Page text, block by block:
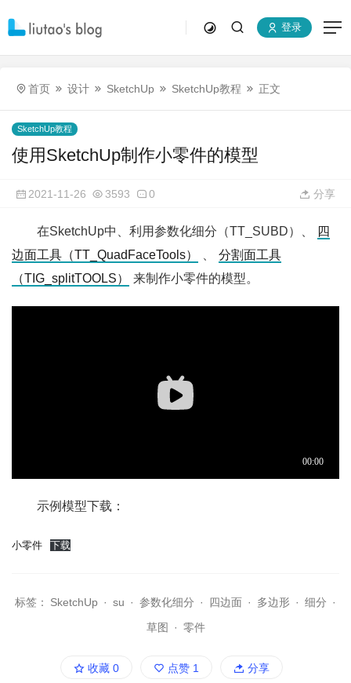
登录
首页 设计 SketchUp SketchUp教程 正文
SketchUp教程
使用SketchUp制作小零件的模型
2021-11-26 3593 0 分享
在SketchUp中、利用参数化细分（TT_SUBD）、
四
边面工具（TT_QuadFaceTools）
分割面工具
（TIG_splitTOOLS）
来制作小零件的模型。
示例模型下载：
小零件 下载
标签： SketchUp · su · 参数化细分 · 四边面 · 多边形 · 细分 ·
草图
· 零件
收藏 0 点赞 1 分享